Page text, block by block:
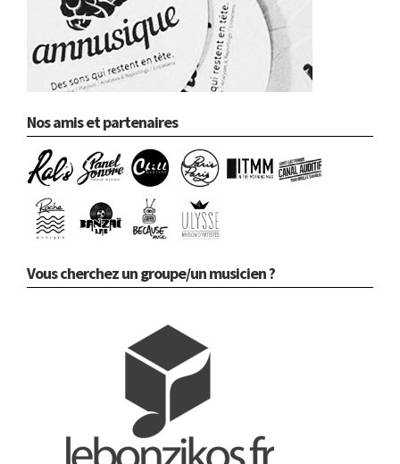
Nos amis et partenaires
Vous cherchez un groupe/un musicien ?